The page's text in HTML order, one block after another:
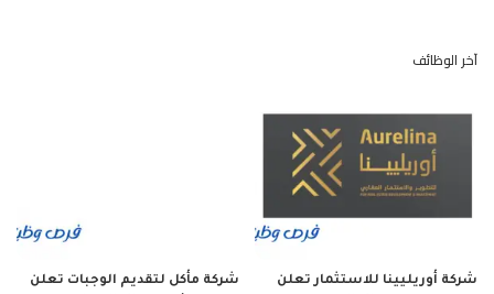
آخر الوظائف
شركة أوريليينا للاستثمار تعلن
شركة مأكل لتقديم الوجبات تعلن